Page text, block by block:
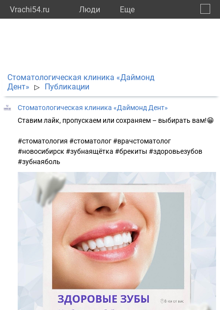
Vrachi54.ru Люди Eще
Стоматологическая клиника «Даймонд
Дент»
▷ Публикации
Стоматологическая клиника «Даймонд Дент»
Ставим лайк, пропускаем или сохраняем – выбирать вам!😁
#стоматология #стоматолог #врачстоматолог
#новосибирск #зубнаящётка #брекиты #здоровьезубов
#зубнаяболь